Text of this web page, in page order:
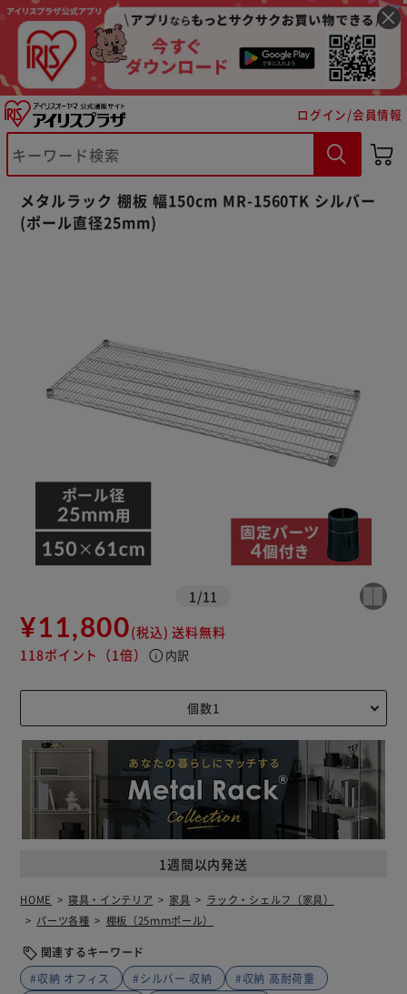
ログイン/会員情報
メタルラック 棚板 幅150cm MR-1560TK シルバー
(ポール直径25mm)
1 /11
¥11,800(税込) 送料無料
118ポイント （1倍） info 内訳
1週間以内発送
HOME 寝具・インテリア 家具
ラック・シェルフ（家具）
パーツ各種
棚板（25ｍｍポール）
関連するキーワード
#収納 オフィス
#シルバー 収納
#収納 高耐荷重
※ご確認ください
カートに入れる 購入手続きへ